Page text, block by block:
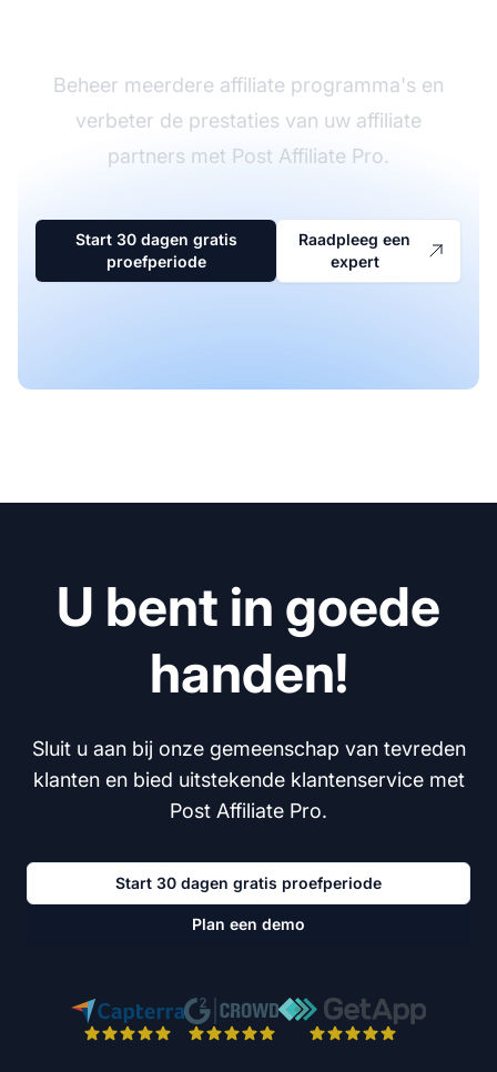
Beheer meerdere affiliate programma's en
verbeter de prestaties van uw affiliate
partners met Post Affiliate Pro.
Start 30 dagen gratis
proefperiode
Raadpleeg een
expert
U bent in goede
handen!
Sluit u aan bij onze gemeenschap van tevreden
klanten en bied uitstekende klantenservice met
Post Affiliate Pro.
Start 30 dagen gratis proefperiode
Plan een demo